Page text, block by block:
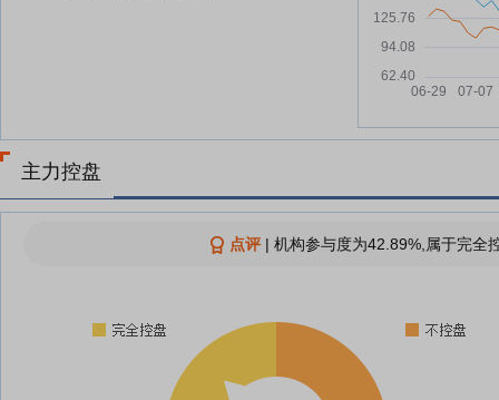
主力控盘
点评| 机构参与度为42.89%,属于完全